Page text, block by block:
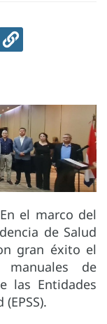
En el marco del
de Salud
gran éxito el
de
las Entidades